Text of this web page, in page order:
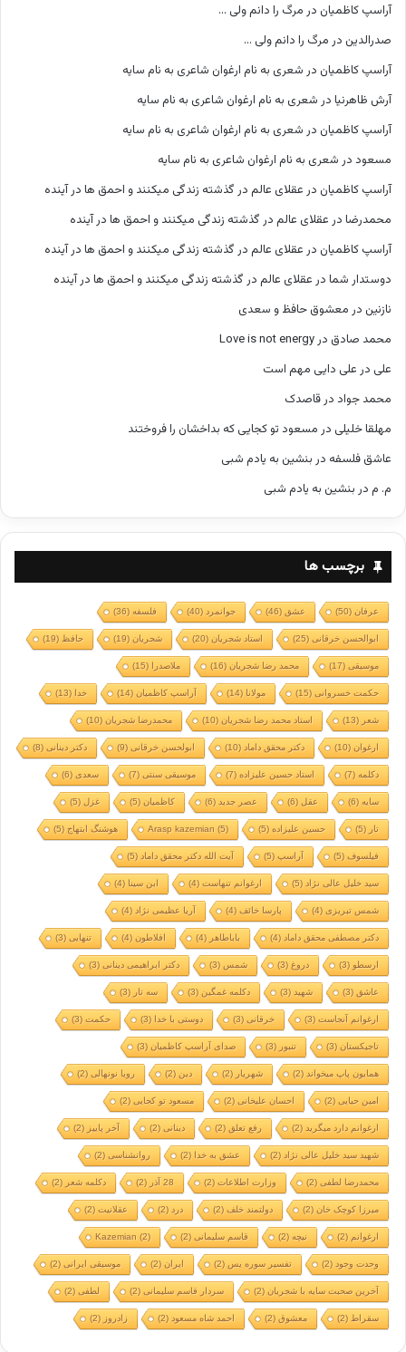
آراسپ کاظمیان در مرگ را دانم ولی …
صدرالدین در مرگ را دانم ولی …
آراسپ کاظمیان در شعری به نام ارغوان شاعری به نام سایه
آرش ظاهرنیا در شعری به نام ارغوان شاعری به نام سایه
آراسپ کاظمیان در شعری به نام ارغوان شاعری به نام سایه
مسعود در شعری به نام ارغوان شاعری به نام سایه
آراسپ کاظمیان در عقلای عالم در گذشته زندگی میکنند و احمق ها در آینده
محمدرضا در عقلای عالم در گذشته زندگی میکنند و احمق ها در آینده
آراسپ کاظمیان در عقلای عالم در گذشته زندگی میکنند و احمق ها در آینده
دوستدار شما در عقلای عالم در گذشته زندگی میکنند و احمق ها در آینده
نازنین در معشوق حافظ و سعدی
محمد صادق در Love is not energy
علی در علی دایی مهم است
محمد جواد در قاصدک
مهلقا خلیلی در مسعود تو کجایی که بداخشان را فروختند
عاشق فلسفه در بنشین به یادم شبی
م. م در بنشین به یادم شبی
برچسب ها
عرفان(50) عشق (46) جوانمرد (40) فلسفه(36)
ابوالحسن خرقانی(25) استاد شجریان(20) شجریان(19) حافظ (19)
موسیقی(17) محمد رضا شجریان(16) ملاصدرا (15)
حکمت خسروانی(15) مولانا (14) آراسپ کاظمیان(14) خدا (13)
شعر (13) استاد محمد رضا شجریان(10) محمدرضا شجریان(10)
ارغوان(10) دکتر محقق داماد (10) ابولحسن خرقانی(9) دکتر دینانی(8)
دکلمه(7) استاد حسین علیزاده(7) موسیقی سنتی(7) سعدی(6)
سایه(6) عقل (6) عصر جدید (6) کاظمیان(5) غزل (5)
تار (5) حسین علیزاده(5)
Arasp kazemian (5) هوشنگ ابتهاج(5)
فیلسوف(5) آراسپ(5) آیت الله دکتر محقق داماد (5)
سید خلیل عالی نژاد (5) ارغوانم تنهاست(4) ابن سینا (4)
شمس تبریزی(4) پارسا خائف(4) آریا عظیمی نژاد (4)
دکتر مصطفی محقق داماد (4) باباطاهر (4) افلاطون(4) تنهایی(3)
ارسطو (3) دروغ (3) شمس (3) دکتر ابراهیمی دینانی(3)
عاشق (3) شهید (3) دکلمه غمگین (3) سه تار (3)
ارغوانم آنجاست(3) خرقانی(3) دوستی با خدا (3) حکمت(3)
تاجیکستان(3) تنبور (3) صدای آراسپ کاظمیان(3)
همایون پاپ میخواند (2) شهریار (2) دین (2) رویا نونهالی(2)
امین حیایی(2) احسان علیخانی(2) مسعود تو کجایی(2)
ارغوانم دارد میگرید (2) رفع تعلق (2) دینانی(2) آخر پاییز (2)
شهید سید خلیل عالی نژاد (2) عشق به خدا (2) روانشناسی(2)
محمدرضا لطفی(2) وزارت اطلاعات(2) 28 آذر (2) دکلمه شعر (2)
میرزا کوچک خان(2) دولتمند خلف(2) درد (2) عقلانیت(2)
ارغوانم (2) نیچه(2) قاسم سلیمانی(2)
Kazemian (2)
وحدت وجود (2) تفسیر سوره یس (2) ایران(2) موسیقی ایرانی(2)
آخرین صحبت سایه با شجریان(2) سردار قاسم سلیمانی(2) لطفی(2)
سقراط (2) معشوق(2) احمد شاه مسعود (2) زادروز (2)